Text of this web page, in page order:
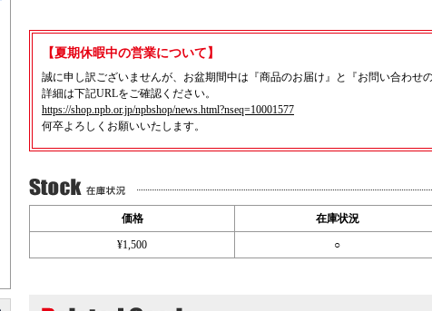
【夏期休暇中の営業について】
誠に申し訳ございませんが、お盆期間中は『商品のお届け』と『お問い合わせ
詳細は下記URLをご確認ください。
https://shop.npb.or.jp/npbshop/news.html?nseq=10001577
何卒よろしくお願いいたします。
価格 在庫状況
¥1,500 ○